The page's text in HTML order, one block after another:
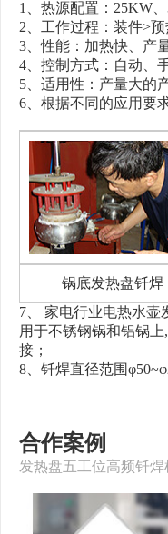
1、热源配置：25KW
2、工作过程：装件>
3、性能：加热快、产
4、控制方式：自动、
5、适用性：产量大的
6、根据不同的应用要
锅底发热盘钎焊
7、 家电行业电热水壶
用于不锈钢锅和铝锅
接；
8、钎焊直径范围
合作案例
发热盘五工位高频钎焊